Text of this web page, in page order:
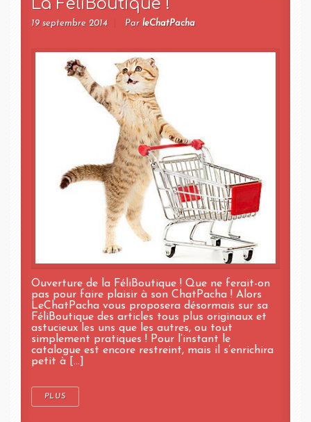
La FéliBoutique !
19 septembre 2014 Par leChatPacha
Ouverture de la FéliBoutique ! Que ne ferait-on
pas pour faire plaisir à son ChatPacha ! Alors
LeChatPacha vous proposera désormais sur sa
FéliBoutique des articles tous plus originaux et
astucieux les uns que les autres, ou tout
simplement pratiques ! Pour l’instant le
catalogue est encore restreint, mais il s’enrichira
petit à [...]
PLUS